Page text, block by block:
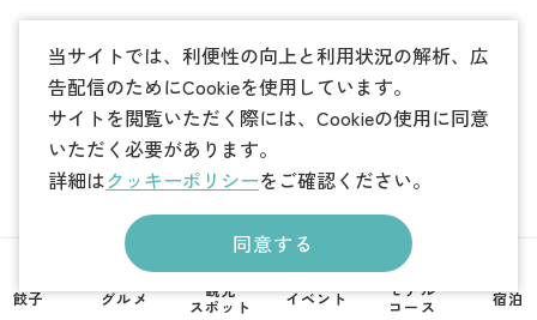
当サイトでは、利便性の向上と利用状況の解析、広
告配信のためにCookieを使用しています。
サイトを閲覧いただく際には、Cookieの使用に同意
いただく必要があります。
詳細はクッキーポリシーをご確認ください。
同意する